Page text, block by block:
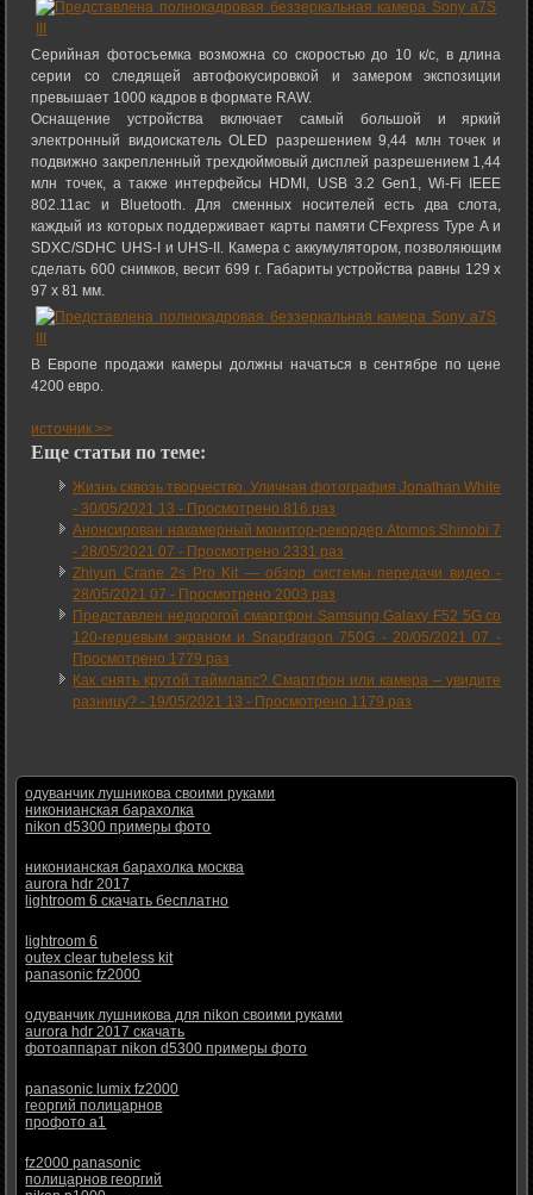
Серийная фотосъемка возможна со скоростью до 10 к/с, в длина
серии со следящей автофокусировкой и замером экспозиции
превышает 1000 кадров в формате RAW.
Оснащение устройства включает самый большой и яркий
электронный видоискатель OLED разрешением 9,44 млн точек и
подвижно закрепленный трехдюймовый дисплей разрешением 1,44
млн точек, а также интерфейсы HDMI, USB 3.2 Gen1, Wi-Fi IEEE
802.11ac и Bluetooth. Для сменных носителей есть два слота,
каждый из которых поддерживает карты памяти CFexpress Type A и
SDXC/SDHC UHS-I и UHS-II. Камера с аккумулятором, позволяющим
сделать 600 снимков, весит 699 г. Габариты устройства равны 129 x
97 x 81 мм.
В Европе продажи камеры должны начаться в сентябре по цене
4200 евро.
источник >>
Еще статьи по теме:
Жизнь сквозь творчество. Уличная фотография Jonathan White
-30/05/2021 13 - Просмотрено 816 раз
Анонсирован накамерный монитор-рекордер Atomos Shinobi 7
-28/05/2021 07 - Просмотрено 2331 раз
Zhiyun Crane 2s Pro Kit — обзор системы передачи видео -
28/05/2021 07 - Просмотрено 2003 раз
Представлен недорогой смартфон Samsung Galaxy F52 5G со
120-герцевым экраном и Snapdragon 750G -20/05/2021 07 -
Просмотрено 1779 раз
Как снять крутой таймлапс? Смартфон или камера – увидите
разницу? - 19/05/2021 13 - Просмотрено 1179 раз
одуванчик лушникова своими руками
никонианская барахолка
nikon d5300 примеры фото
никонианская барахолка москва
aurora hdr 2017
lightroom 6 скачать бесплатно
lightroom 6
outex clear tubeless kit
panasonic fz2000
одуванчик лушникова для nikon своими руками
aurora hdr 2017 скачать
фотоаппарат nikon d5300 примеры фото
panasonic lumix fz2000
георгий полицарнов
профото а1
fz2000 panasonic
полицарнов георгий